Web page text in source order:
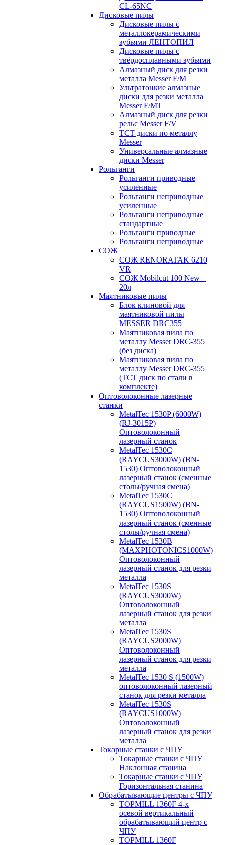
CL-65NC
Дисковые пилы
Дисковые пилы с
металлокерамическими
зубьями ЛЕНТОПИЛ
Дисковые пилы с
твёрдосплавными зубьями
Алмазный диск для резки
металла Messer F/M
Ультратонкие алмазные
диски для резки металла
Messer F/MT
Алмазный диск для резки
рельс Messer F/V
ТСТ диски по металлу
Messer
Универсальные алмазные
диски Messer
Рольганги
Рольганги приводные
усиленные
Рольганги неприводные
усиленные
Рольганги неприводные
стандартные
Рольганги приводные
Рольганги неприводные
СОЖ
СОЖ RENORATAK 6210
VR
СОЖ Mobilcut 100 New –
20л
Маятниковые пилы
Блок клиновой для
маятниковой пилы
MESSER DRC355
Маятниковая пила по
металлу Messer DRC-355
(без диска)
Маятниковая пила по
металлу Messer DRC-355
(ТСТ диск по стали в
комплекте)
Оптоволоконные лазерные
станки
MetalTec 1530P (6000W)
(RJ-3015P)
Оптоволоконный
лазерный станок
MetalTec 1530С
(RAYCUS3000W) (BN-
1530) Оптоволоконный
лазерный станок (сменные
столы/ручная смена)
MetalTec 1530С
(RAYCUS1500W) (BN-
1530) Оптоволоконный
лазерный станок (сменные
столы/ручная смена)
MetalTec 1530B
(MAXPHOTONICS1000W)
Оптоволоконный
лазерный станок для резки
металла
MetalTec 1530S
(RAYCUS3000W)
Оптоволоконный
лазерный станок для резки
металла
MetalTec 1530S
(RAYCUS2000W)
Оптоволоконный
лазерный станок для резки
металла
MetalTec 1530 S (1500W)
оптоволоконный лазерный
станок для резки металла
MetalTec 1530S
(RAYCUS1000W)
Оптоволоконный
лазерный станок для резки
металла
Токарные станки с ЧПУ
Токарные станки с ЧПУ
Наклонная станина
Токарные станки с ЧПУ
Горизонтальная станина
Обрабатывающие центры с ЧПУ
TOPMILL 1360F 4-x
осевой вертикальный
обрабатывающий центр с
ЧПУ
TOPMILL 1360F